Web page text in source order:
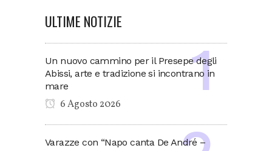
ULTIME NOTIZIE
Un nuovo cammino per il Presepe degli
Abissi, arte e tradizione si incontrano in
mare
6 Agosto 2026
Varazze con “Napo canta De André –